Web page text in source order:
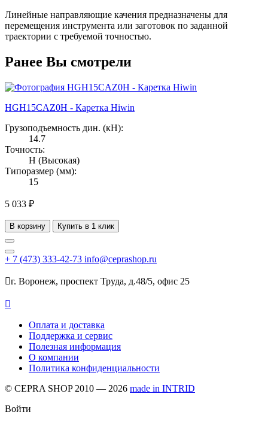
Линейные направляющие качения предназначены для
перемещения инструмента или заготовок по заданной
траектории с требуемой точностью.
Ранее Вы смотрели
HGH15CAZ0H - Каретка Hiwin
Грузоподъемность дин. (кН):
14.7
Точность:
H (Высокая)
Типоразмер (мм):
15
5 033 ₽
В корзину Купить в 1 клик
+ 7 (473) 333-42-73 info@ceprashop.ru
г. Воронеж, проспект Труда, д.48/5, офис 25

Оплата и доставка
Поддержка и сервис
Полезная информация
О компании
Политика конфиденциальности
© CEPRA SHOP 2010 — 2026 made in INTRID
Войти